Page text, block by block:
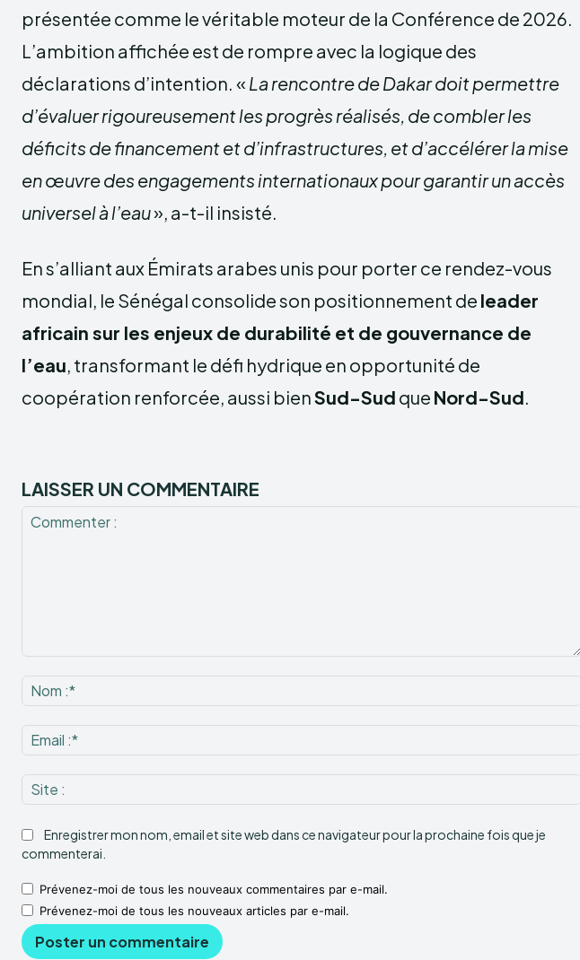
présentée comme le véritable moteur de la Conférence de 2026.
L’ambition affichée est de rompre avec la logique des
déclarations d’intention. « La rencontre de Dakar doit permettre
d’évaluer rigoureusement les progrès réalisés, de combler les
déficits de financement et d’infrastructures, et d’accélérer la mise
en œuvre des engagements internationaux pour garantir un accès
universel à l’eau», a-t-il insisté.
En s’alliant aux Émirats arabes unis pour porter ce rendez-vous
mondial, le Sénégal consolide son positionnement de leader
africain sur les enjeux de durabilité et de gouvernance de
l’eau, transformant le défi hydrique en opportunité de
coopération renforcée, aussi bienSud-Sud que Nord-Sud.
LAISSER UN COMMENTAIRE
Enregistrer mon nom, email et site web dans ce navigateur pour la prochaine fois que je
commenterai.
Prévenez-moi de tous les nouveaux commentaires par e-mail.
Prévenez-moi de tous les nouveaux articles par e-mail.